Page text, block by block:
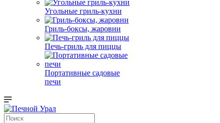
Угольные гриль-кухни
Гриль-боксы, жаровни
Печь-гриль для пиццы
Портативные садовые
печи